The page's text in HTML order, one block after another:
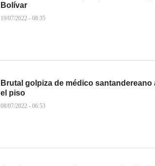
Bolívar
19/07/2022 - 08:35
Brutal golpiza de médico
el piso
08/07/2022 - 06:53